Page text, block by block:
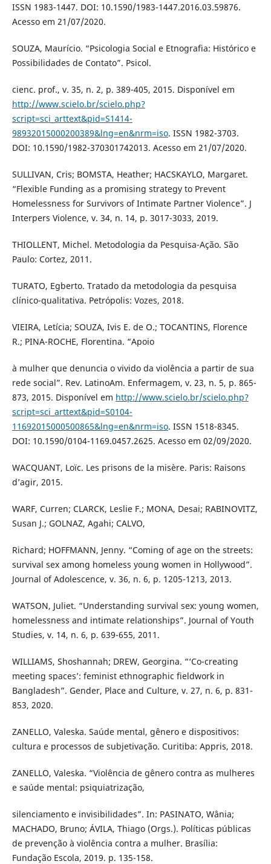
ISSN 1983-1447. DOI: 10.1590/1983-1447.2016.03.59876.
Acesso em 21/07/2020.
SOUZA, Maurício. “Psicologia Social e Etnografia: Histórico e
Possibilidades de Contato”. Psicol.
cienc. prof., v. 35, n. 2, p. 389-405, 2015. Disponível em
http://www.scielo.br/scielo.php?
script=sci_arttext&pid=S1414-
98932015000200389&lng=en&nrm=iso. ISSN 1982-3703.
DOI: 10.1590/1982-370301742013. Acesso em 21/07/2020.
SULLIVAN, Cris; BOMSTA, Heather; HACSKAYLO, Margaret.
“Flexible Funding as a promising strategy to Prevent
Homelessness for Survivors of Intimate Partner Violence”. J
Interpers Violence, v. 34, n. 14, p. 3017-3033, 2019.
THIOLLENT, Michel. Metodologia da Pesquisa-Ação. São
Paulo: Cortez, 2011.
TURATO, Egberto. Tratado da metodologia da pesquisa
clínico-qualitativa. Petrópolis: Vozes, 2018.
VIEIRA, Letícia; SOUZA, Ivis E. de O.; TOCANTINS, Florence
R.; PINA-ROCHE, Florentina. “Apoio
à mulher que denuncia o vivido da violência a partir de sua
rede social”. Rev. LatinoAm. Enfermagem, v. 23, n. 5, p. 865-
873, 2015. Disponível em http://www.scielo.br/scielo.php?
script=sci_arttext&pid=S0104-
11692015000500865&lng=en&nrm=iso. ISSN 1518-8345.
DOI: 10.1590/0104-1169.0457.2625. Acesso em 02/09/2020.
WACQUANT, Loïc. Les prisons de la misère. Paris: Raisons
d’agir, 2015.
WARF, Curren; CLARCK, Leslie F.; MONA, Desai; RABINOVITZ,
Susan J.; GOLNAZ, Agahi; CALVO,
Richard; HOFFMANN, Jenny. “Coming of age on the streets:
survival sex among homeless young women in Hollywood”.
Journal of Adolescence, v. 36, n. 6, p. 1205-1213, 2013.
WATSON, Juliet. “Understanding survival sex: young women,
homelessness and intimate relationships”. Journal of Youth
Studies, v. 14, n. 6, p. 639-655, 2011.
WILLIAMS, Shoshannah; DREW, Georgina. “‘Co-creating
meeting spaces’: feminist ethnographic fieldwork in
Bangladesh”. Gender, Place and Culture, v. 27, n. 6, p. 831-
853, 2020.
ZANELLO, Valeska. Saúde mental, gênero e dispositivos:
cultura e processos de subjetivação. Curitiba: Appris, 2018.
ZANELLO, Valeska. “Violência de gênero contra as mulheres
e saúde mental: psiquiatrização,
silenciamento e invisibilidades”. In: PASINATO, Wânia;
MACHADO, Bruno; ÁVILA, Thiago (Orgs.). Políticas públicas
de prevenção à violência contra a mulher. Brasília:
Fundação Escola, 2019. p. 135-158.